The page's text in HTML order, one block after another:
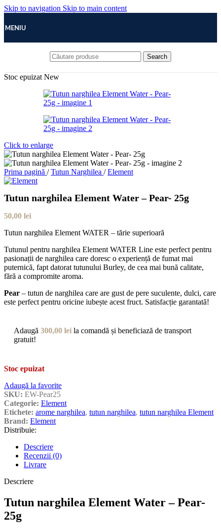
Skip to navigation Skip to main content
MENIU
Search
Stoc epuizat New
Click to enlarge
Prima pagină / Tutun Narghilea / Element
Tutun narghilea Element Water – Pear- 25g
50,00 lei
Tutun narghilea Element WATER – tărie superioară
Tutunul pentru narghilea Element WATER Line este perfect pentru
pasionații de narghilea care doresc o experiență de fumat mai
puternică, fapt datorat tutunului Burley, de cea mai bună calitate,
fără a compromite aroma.
Pear – tutun de narghilea care are gust de pere suculente, dulci, care
este perfect pentru oricine iubește acest fruct. Satisfacție garantată!
Adaugă 300,00 lei la comandă și beneficiază de transport
gratuit!
Stoc epuizat
Adaugă la favorite
SKU: EW-Pear25
Categorie: Element
Etichete: arome narghilea, tutun narghilea, tutun narghilea Element
Brand: Element
Distribuie:
Descriere
Recenzii (0)
Livrare
Descriere
Tutun narghilea Element Water – Pear-
25g